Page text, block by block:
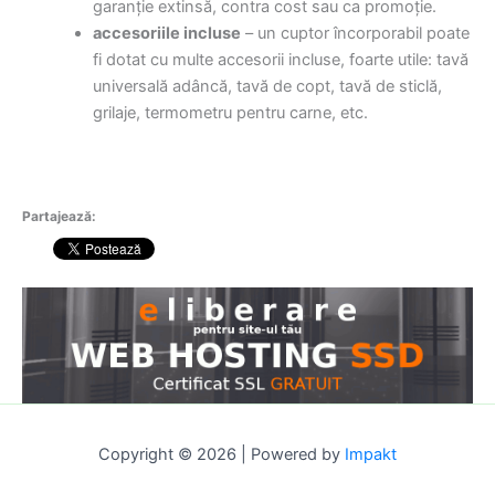
garanție extinsă, contra cost sau ca promoție.
accesoriile incluse – un cuptor încorporabil poate
fi dotat cu multe accesorii incluse, foarte utile: tavă
universală adâncă, tavă de copt, tavă de sticlă,
grilaje, termometru pentru carne, etc.
Partajează:
Copyright © 2026 | Powered by Impakt